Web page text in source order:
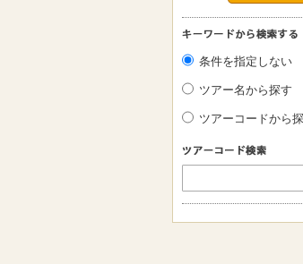
条件を指定しない
ツアー名から探す
ツアーコードから